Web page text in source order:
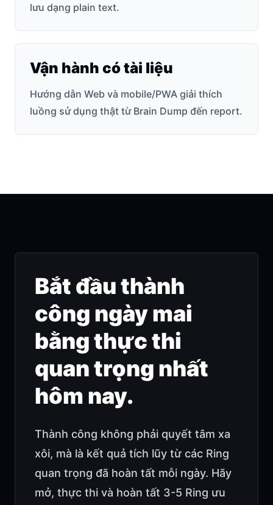
lưu dạng plain text.
Vận hành có tài liệu
Hướng dẫn Web và mobile/PWA giải thích
luồng sử dụng thật từ Brain Dump đến report.
Bắt đầu thành
công ngày mai
bằng thực thi
quan trọng nhất
hôm nay.
Thành công không phải quyết tâm xa
xôi, mà là kết quả tích lũy từ các Ring
quan trọng đã hoàn tất mỗi ngày. Hãy
mở, thực thi và hoàn tất 3-5 Ring ưu